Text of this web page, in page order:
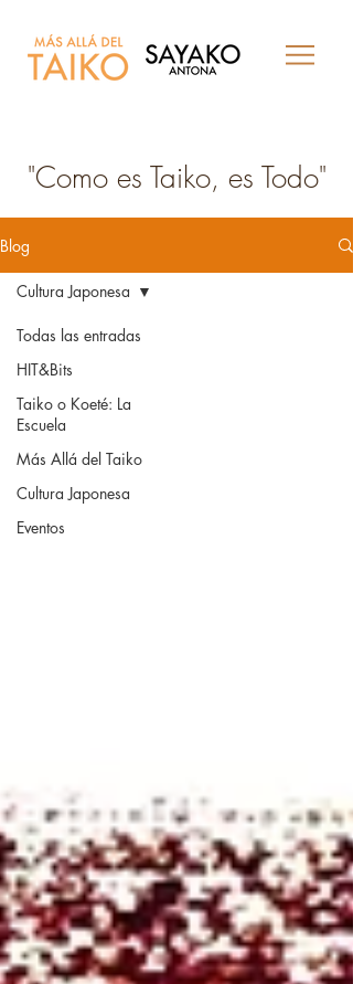
"Como es Taiko, es Todo"
Blog
Todas las entradas
HIT&Bits
Taiko o Koeté: La
Escuela
Más Allá del Taiko
Cultura Japonesa
Eventos
Cultura Japonesa